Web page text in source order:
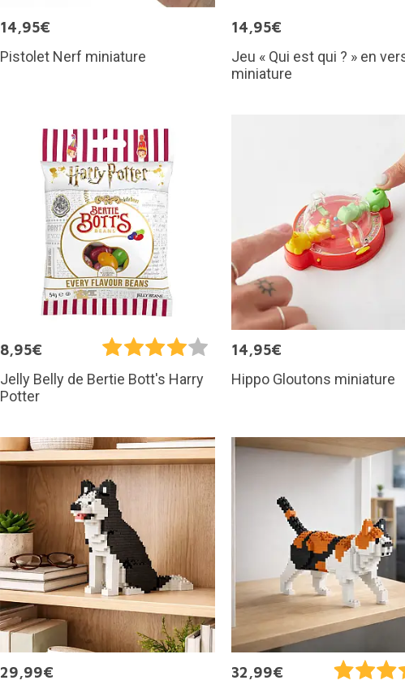
14,95€
Pistolet Nerf miniature
14,95€
Jeu « Qui est qui ? » en
miniature
8,95€
Jelly Belly de Bertie Bott's Harry
Potter
14,95€
Hippo Gloutons miniature
29,99€
32,99€